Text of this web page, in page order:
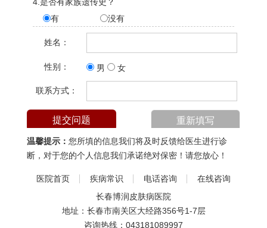
有
没有
姓名：
性别： 男 女
联系方式：
温馨提示： 您所填的信息我们将及时反馈给医生进行诊
断，对于您的个人信息我们承诺绝对保密！请您放心！
医院首页 疾病常识 电话咨询
在线咨询
长春博润皮肤病医院
地址：长春市南关区大经路356号1-7层
咨询热线： 043181089997